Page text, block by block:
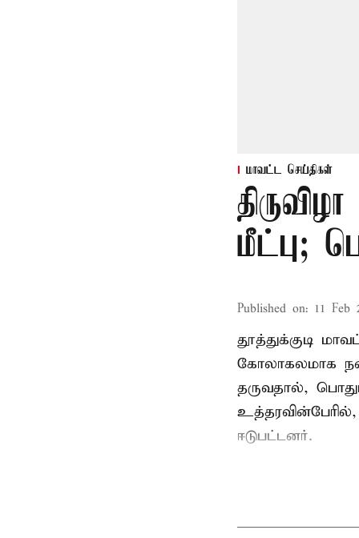
மாவட்ட செய்திகள்
மீட்பு;
Published on: 11 Feb
தூத்துக்குடி
கோலாகலமாக
தருவதால்,
ஈடுபட்டனர்.